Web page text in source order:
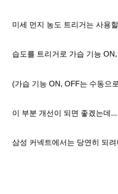
미세 먼지 농도 트리거는 사용
습도를 트리거로 가습 기능
(가습 기능 ON, OFF는 수동으
이 부분 개선이 되면 좋겠는데...
삼성 커넥트에서는 당연히 되